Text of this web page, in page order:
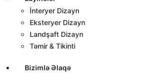
İnteryer Dizayn
Eksteryer Dizayn
Landşaft Dizayn
Təmir & Tikinti
Bizimlə Əlaqə